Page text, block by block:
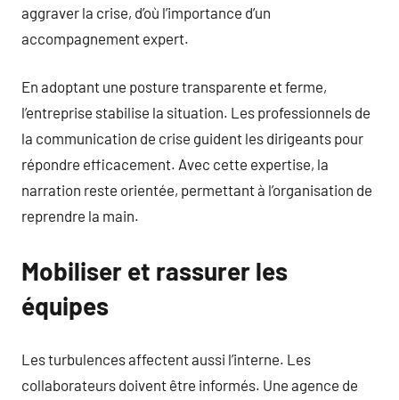
aggraver la crise, d’où l’importance d’un
accompagnement expert.
En adoptant une posture transparente et ferme,
l’entreprise stabilise la situation. Les professionnels de
la communication de crise guident les dirigeants pour
répondre efficacement. Avec cette expertise, la
narration reste orientée, permettant à l’organisation de
reprendre la main.
Mobiliser et rassurer les
équipes
Les turbulences affectent aussi l’interne. Les
collaborateurs doivent être informés. Une agence de